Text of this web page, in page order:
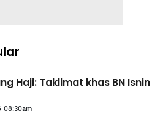
Haji: Taklimat khas BN Isnin
08:30am